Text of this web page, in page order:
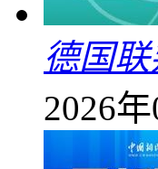
德国
2026